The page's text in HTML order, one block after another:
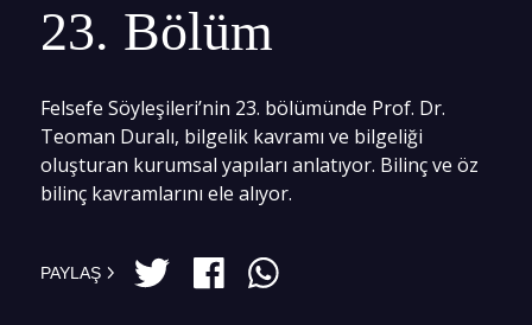
23. Bölüm
Felsefe Söyleşileri’nin 23. bölümünde Prof. Dr.
Teoman Duralı, bilgelik kavramı ve bilgeliği
oluşturan kurumsal yapıları anlatıyor. Bilinç ve öz
bilinç kavramlarını ele alıyor.
PAYLAŞ